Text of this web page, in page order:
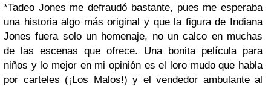
*Tadeo Jones me defraudó bastante, pues me esperaba
una historia algo más original y que la figura de Indiana
Jones fuera solo un homenaje, no un calco en muchas
de las escenas que ofrece. Una bonita película para
niños y lo mejor en mi opinión es el loro mudo que habla
por carteles (¡Los Malos!) y el vendedor ambulante al